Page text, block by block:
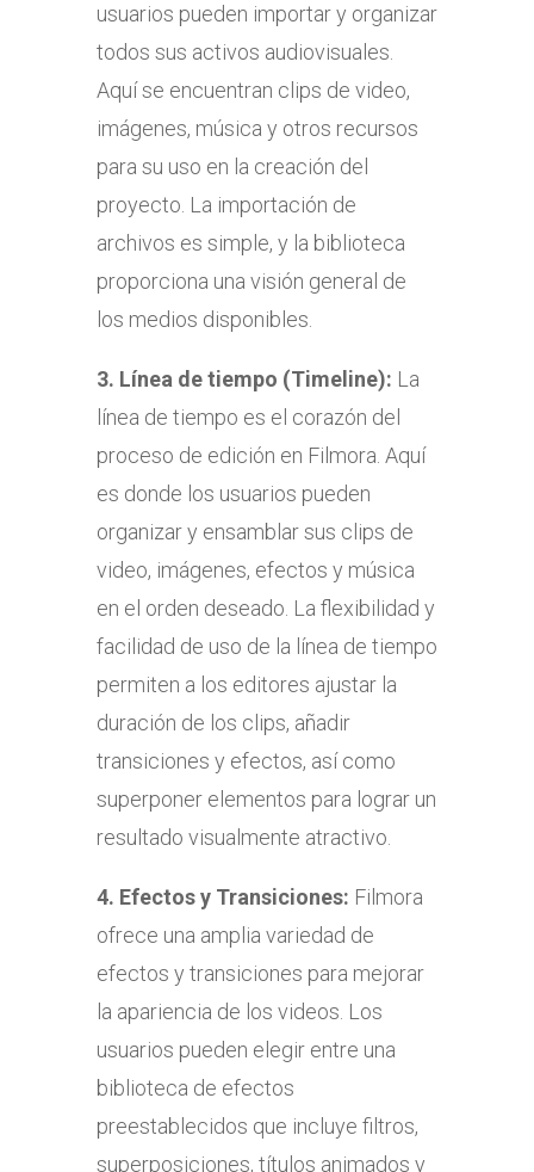
usuarios pueden importar y organizar
todos sus activos audiovisuales.
Aquí se encuentran clips de video,
imágenes, música y otros recursos
para su uso en la creación del
proyecto. La importación de
archivos es simple, y la biblioteca
proporciona una visión general de
los medios disponibles.
3. Línea de tiempo (Timeline): La
línea de tiempo es el corazón del
proceso de edición en Filmora. Aquí
es donde los usuarios pueden
organizar y ensamblar sus clips de
video, imágenes, efectos y música
en el orden deseado. La flexibilidad y
facilidad de uso de la línea de tiempo
permiten a los editores ajustar la
duración de los clips, añadir
transiciones y efectos, así como
superponer elementos para lograr un
resultado visualmente atractivo.
4. Efectos y Transiciones: Filmora
ofrece una amplia variedad de
efectos y transiciones para mejorar
la apariencia de los videos. Los
usuarios pueden elegir entre una
biblioteca de efectos
preestablecidos que incluye filtros,
superposiciones, títulos animados y